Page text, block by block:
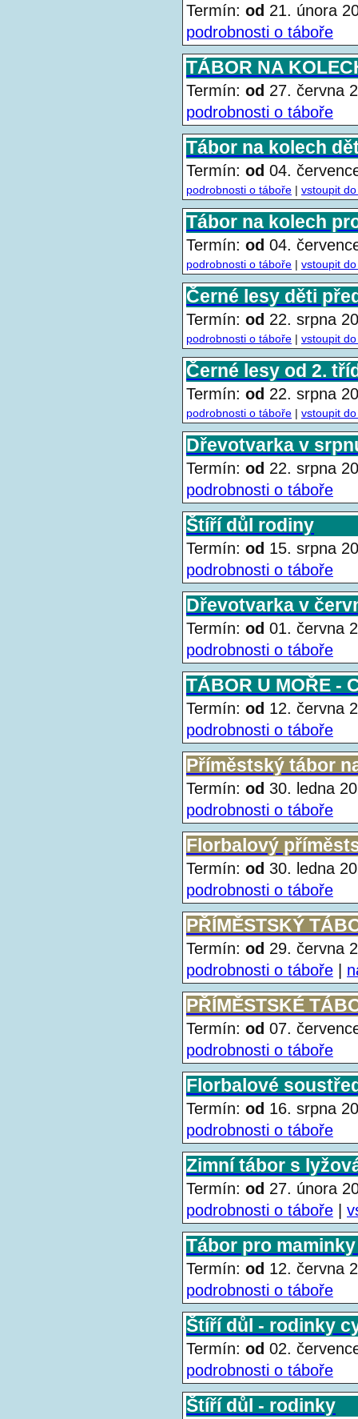
Termín: od 21. února
podrobnosti o táboře
TÁBOR NA
Termín: od 27. června
podrobnosti o táboře
Tábor na kolech
Termín: od 04.
podrobnosti o táboře | vstoupit
Tábor na kolech
Termín: od 04.
podrobnosti o táboře | vstoupit
Černé lesy děti
Termín: od 22. srpna
podrobnosti o táboře | vstoupit
Černé lesy od 2.
Termín: od 22. srpna
podrobnosti o táboře | vstoupit
Dřevotvarka v
Termín: od 22. srpna
podrobnosti o táboře
Štíří důl rodiny
Termín: od 15. srpna
podrobnosti o táboře
Dřevotvarka v
Termín: od 01. června
podrobnosti o táboře
TÁBOR U MOŘE -
Termín: od 12. června
podrobnosti o táboře
Příměstský tábor
Termín: od 30. ledna
podrobnosti o táboře
Florbalový
Termín: od 30. ledna
podrobnosti o táboře
PŘÍMĚSTSKÝ
Termín: od 29. června
podrobnosti o táboře
PŘÍMĚSTSKÉ
Termín: od 07.
podrobnosti o táboře
Florbalové
Termín: od 16. srpna
podrobnosti o táboře
Zimní tábor s
Termín: od 27. února
podrobnosti o táboře
Tábor pro
Termín: od 12. června
podrobnosti o táboře
Štíří důl - rodinky
Termín: od 02.
podrobnosti o táboře
Štíří důl - rodinky